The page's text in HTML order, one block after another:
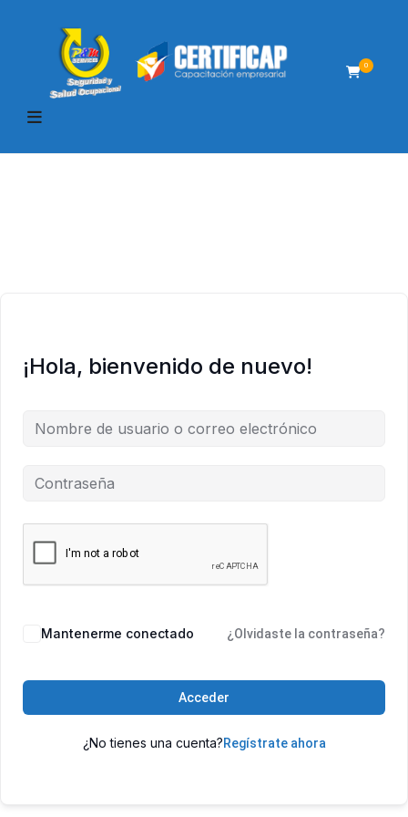
0
¡Hola, bienvenido de nuevo!
Mantenerme conectado ¿Olvidaste la contraseña?
Acceder
¿No tienes una cuenta?Regístrate ahora